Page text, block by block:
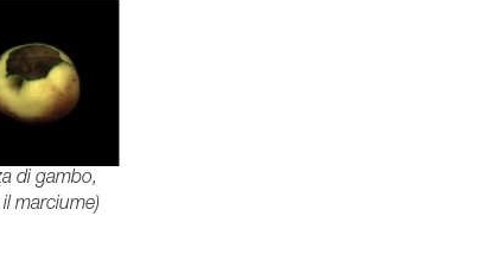
di gambo,
marciume)